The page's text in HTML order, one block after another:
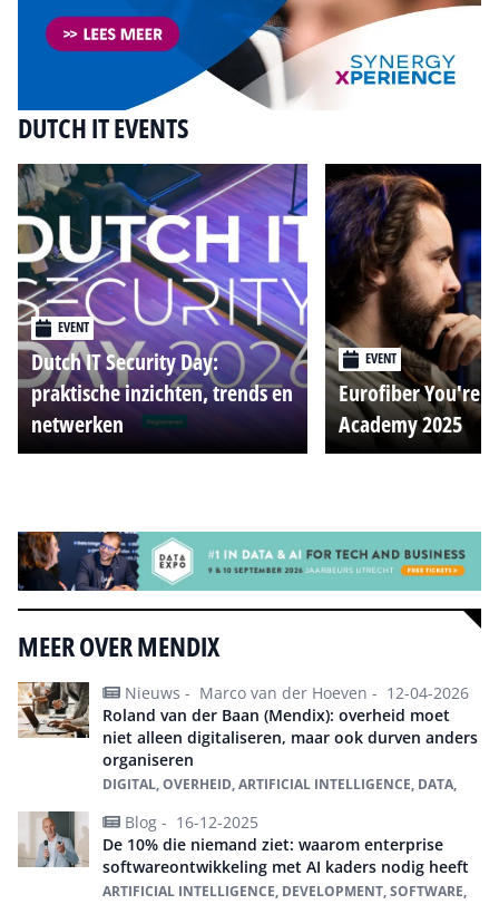
DUTCH IT EVENTS
EVENT
Dutch IT Security Day:
praktische inzichten, trends en
netwerken
EVENT
Eurofiber You're
Academy 2025
MEER OVER MENDIX
Nieuws - Marco van der Hoeven - 12-04-2026
Roland van der Baan (Mendix): overheid moet
niet alleen digitaliseren, maar ook durven anders
organiseren
DIGITAL, OVERHEID, ARTIFICIAL INTELLIGENCE, DATA,
Blog - 16-12-2025
De 10% die niemand ziet: waarom enterprise
softwareontwikkeling met AI kaders nodig heeft
ARTIFICIAL INTELLIGENCE, DEVELOPMENT, SOFTWARE,